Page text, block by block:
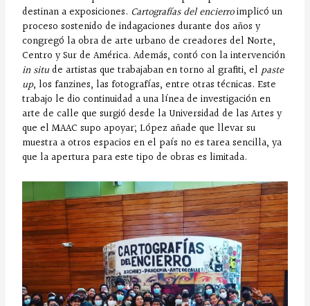
destinan a exposiciones. Cartografías del encierroimplicó un
proceso sostenido de indagaciones durante dos años y
congregó la obra de arte urbano de creadores del Norte,
Centro y Sur de América. Además, contó con la intervención
in situde artistas que trabajaban en torno al grafiti, el paste
up, los fanzines, las fotografías, entre otras técnicas. Este
trabajo le dio continuidad a una línea de investigación en
arte de calle que surgió desde la Universidad de las Artes y
que el MAAC supo apoyar; López añade que llevar su
muestra a otros espacios en el país no es tarea sencilla, ya
que la apertura para este tipo de obras es limitada.